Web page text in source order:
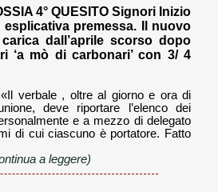
4° QUESITO Signori Inizio
premessa. Il nuovo
dall’aprile scorso dopo
‘a mò di carbonari’ con 3/ 4
«Il verbale , oltre al giorno e ora di
deve riportare l’elenco dei
e a mezzo di delegato
di cui ciascuno è portatore. Fatto
a leggere)